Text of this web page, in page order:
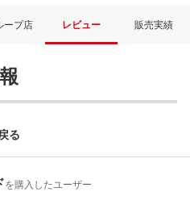
ープ店 レビュー 販売実績
る
を購入したユーザー